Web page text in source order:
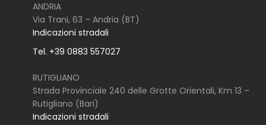
ANDRIA
Via Trani, 63 – Andria (BT)
Indicazioni stradali
Tel. +39 0883 557027
RUTIGLIANO
Strada Provinciale 240 delle Grotte Orientali, Km 13 –
Rutigliano (Bari)
Indicazioni stradali